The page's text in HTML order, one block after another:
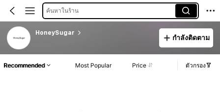
ค้นหาในร้าน
HoneySugar
กำลังติดตาม
Recommended Most Popular Price ตัวกรอง